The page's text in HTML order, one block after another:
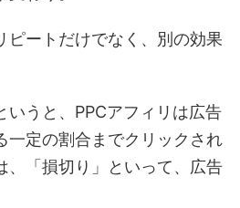
ピートだけでなく、別の効果
いうと、PPCアフィリは広告
一定の割合までクリックされ
、「損切り」といって、広告